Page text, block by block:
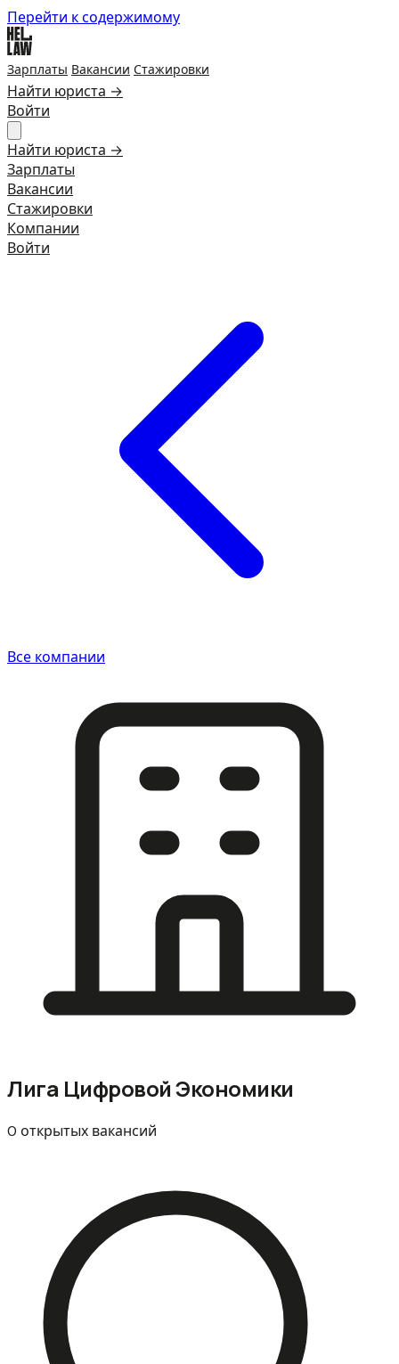
Перейти к содержимому
Зарплаты Вакансии Стажировки
Найти юриста →
Войти
Найти юриста →
Зарплаты
Вакансии
Стажировки
Компании
Войти
Все компании
Лига Цифровой Экономики
0 открытых вакансий